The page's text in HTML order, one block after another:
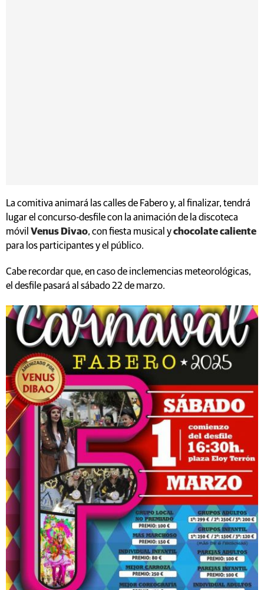
La comitiva animará las calles de Fabero y, al finalizar, tendrá
lugar el concurso-desfile con la animación de la discoteca
móvil Venus Divao, con fiesta musical ychocolate caliente
para los participantes y el público.
Cabe recordar que, en caso de inclemencias meteorológicas,
el desfile pasará al sábado 22 de marzo.